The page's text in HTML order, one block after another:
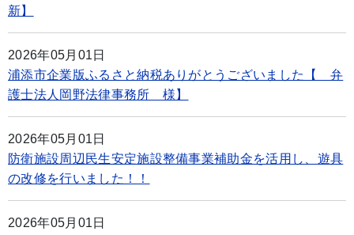
新】
2026年05月01日
浦添市企業版ふるさと納税ありがとうございました【 弁
護士法人岡野法律事務所 様】
2026年05月01日
防衛施設周辺民生安定施設整備事業補助金を活用し、遊具
の改修を行いました！！
2026年05月01日